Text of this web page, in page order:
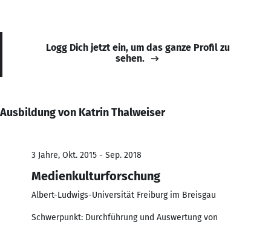
Logg Dich jetzt ein, um das ganze Profil zu
sehen.
Ausbildung von Katrin Thalweiser
3 Jahre, Okt. 2015 - Sep. 2018
Medienkulturforschung
Albert-Ludwigs-Universität Freiburg im Breisgau
Schwerpunkt: Durchführung und Auswertung von